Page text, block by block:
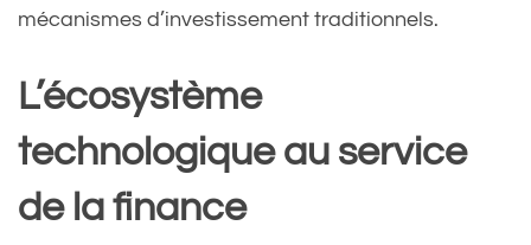
mécanismes d’investissement traditionnels.
L’écosystème
technologique au service
de la finance